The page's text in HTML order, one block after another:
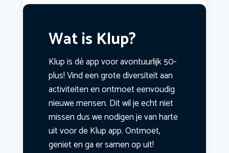
Wat is Klup?
Klup is dé app voor avontuurlijk 50-
plus! Vind een grote diversiteit aan
activiteiten en ontmoet eenvoudig
nieuwe mensen. Dit wil je echt niet
missen dus we nodigen je van harte
uit voor de Klup app. Ontmoet,
geniet en ga er samen op uit!